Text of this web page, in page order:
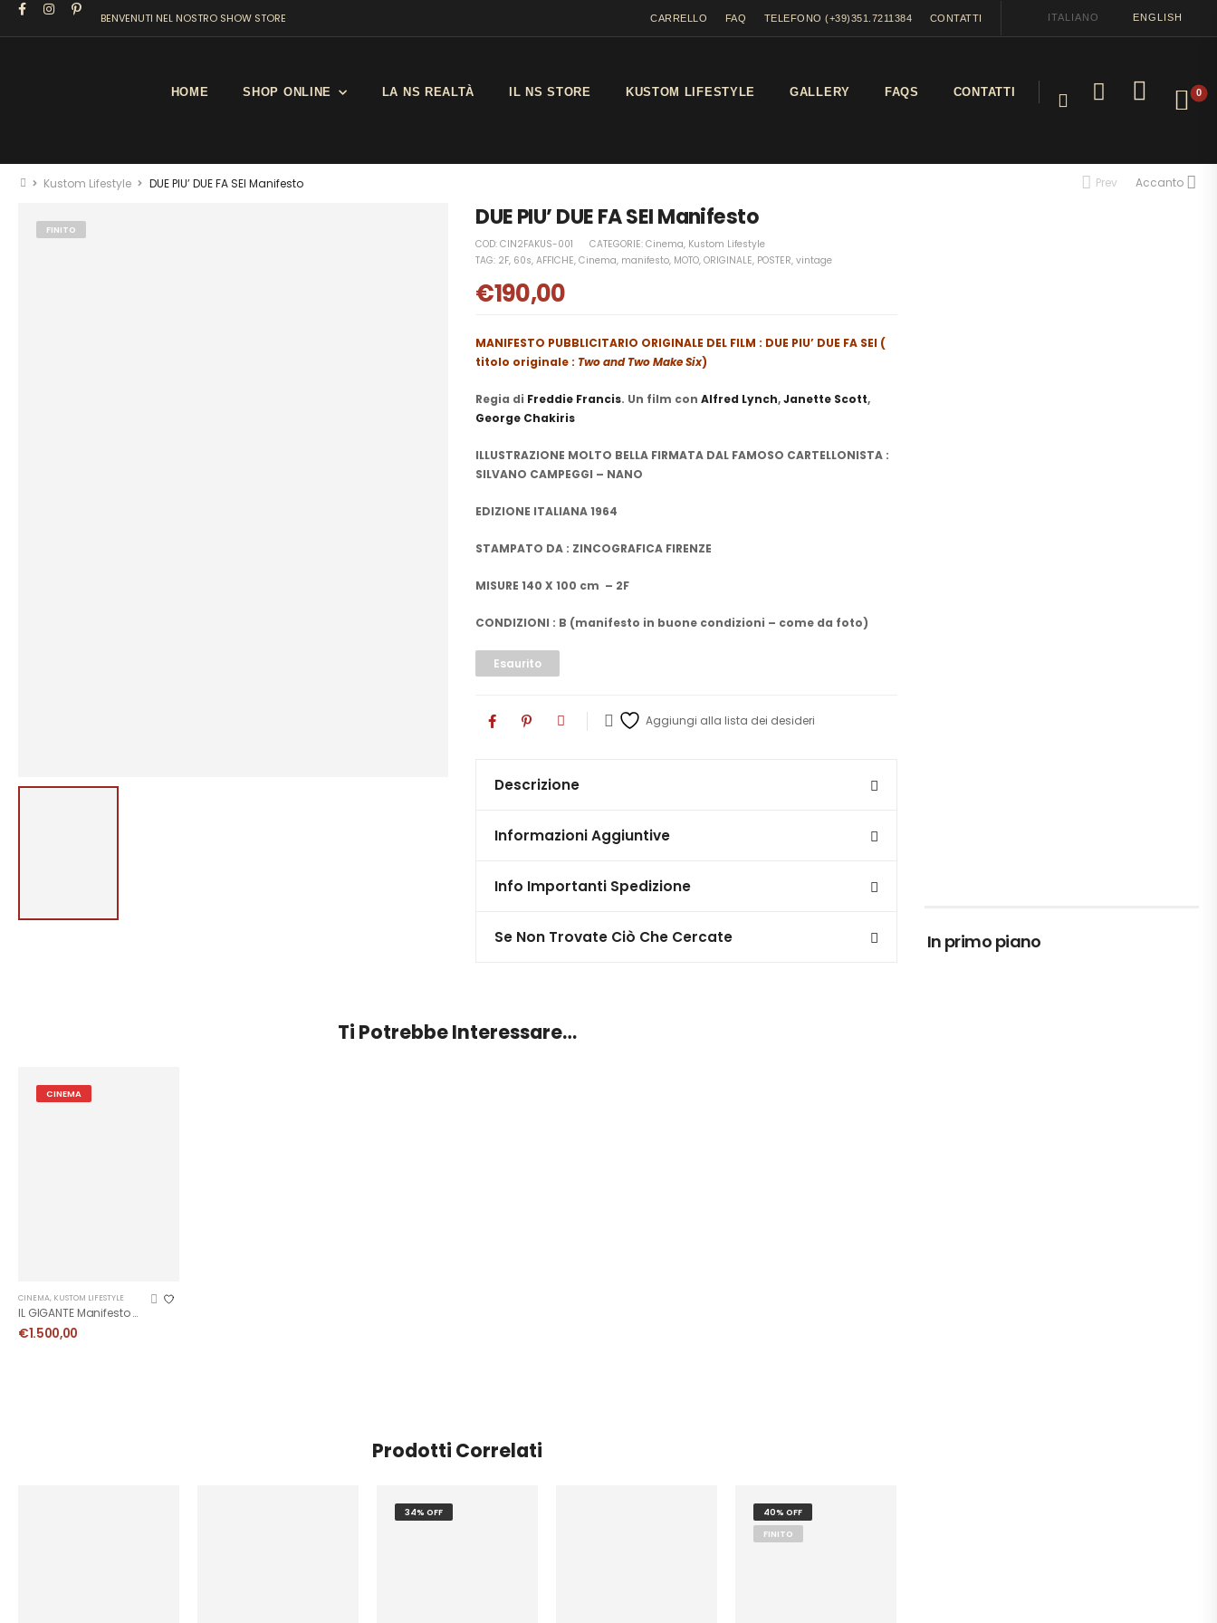
BENVENUTI NEL NOSTRO SHOW STORE CARRELLO FAQ TELEFONO (+39)351.7211384 CONTATTI ITALIANO ENGLISH
HOME SHOP ONLINE LA NS REALTÀ IL NS STORE KUSTOM LIFESTYLE GALLERY FAQS CONTATTI 0
Kustom Lifestyle DUE PIU’ DUE FA SEI Manifesto Prev Accanto
FINITO DUE PIU’ DUE FA SEI Manifesto
COD:CIN2FAKUS-001 CATEGORIE:Cinema, Kustom Lifestyle
TAG: 2F, 60s,AFFICHE,Cinema, manifesto, MOTO,ORIGINALE, POSTER,vintage
€190,00
MANIFESTO PUBBLICITARIO ORIGINALE DEL FILM : DUE PIU’ DUE FA SEI (
titolo originale : Two and Two Make Six)
Regia di Freddie Francis. Un film conAlfred Lynch,Janette Scott,
George Chakiris
ILLUSTRAZIONE MOLTO BELLA FIRMATA DAL FAMOSO CARTELLONISTA :
SILVANO CAMPEGGI – NANO
EDIZIONE ITALIANA 1964
STAMPATO DA : ZINCOGRAFICA FIRENZE
MISURE 140 X 100 cm – 2F
CONDIZIONI : B (manifesto in buone condizioni – come da foto)
Esaurito
Aggiungi alla lista dei desideri
Descrizione
Informazioni Aggiuntive
Info Importanti Spedizione
Se Non Trovate Ciò Che Cercate
Ti Potrebbe Interessare…
CINEMA
CINEMA, KUSTOM LIFESTYLE
IL GIGANTE Manifesto Originale
€1.500,00
Prodotti Correlati
34% OFF
40% OFF
FINITO
In primo piano